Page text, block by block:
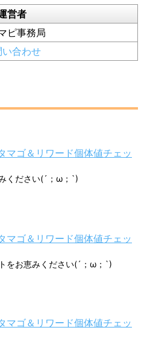
営者
ピ事務局
い合わせ
マゴ＆リワード個体値チェッ
ください(´；ω；`)
マゴ＆リワード個体値チェッ
をお恵みください(´；ω；`)
マゴ＆リワード個体値チェッ